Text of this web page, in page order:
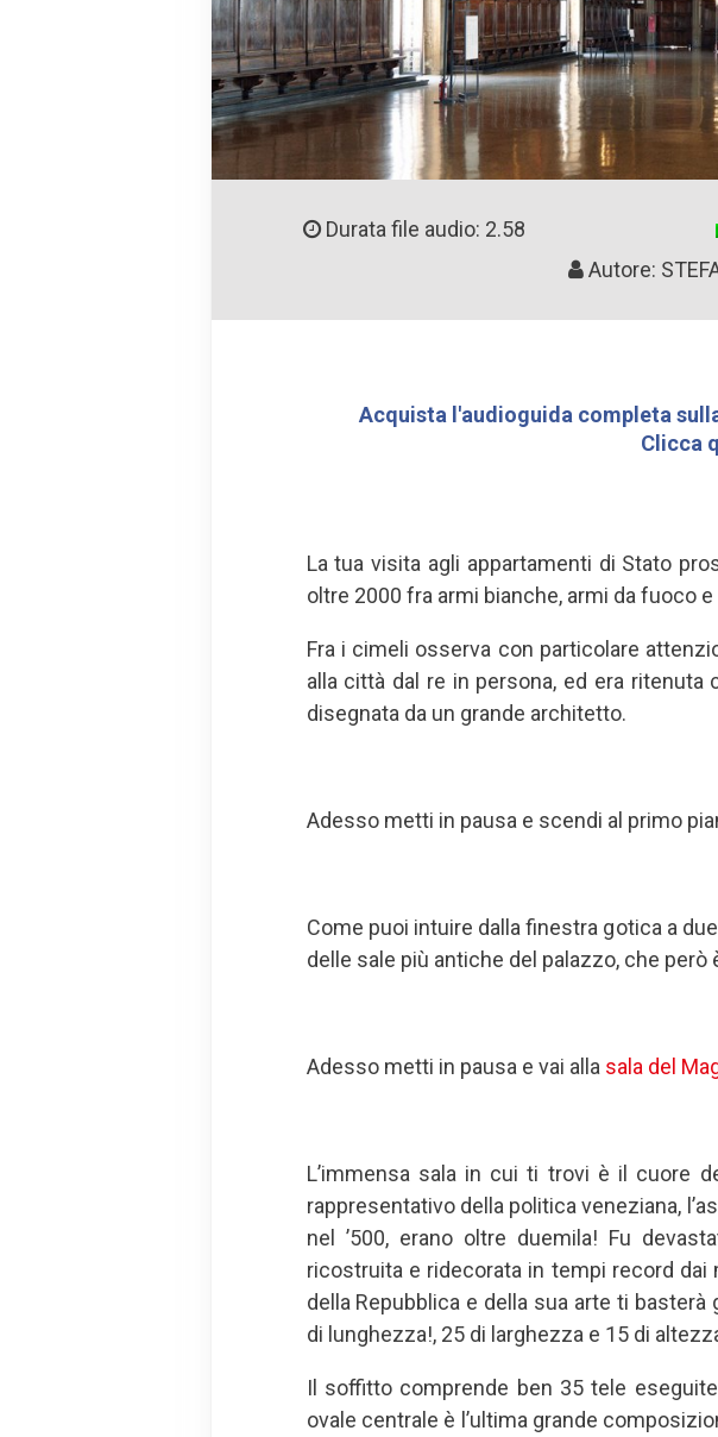
Durata file audio: 2.58
Autore:
Acquista l'audioguida completa
Clicca
La tua visita agli appartamenti di Stato
oltre 2000 fra armi bianche, armi da fuoco
Fra i cimeli osserva con particolare
alla città dal re in persona, ed era
disegnata da un grande architetto.
Adesso metti in pausa e scendi al primo
Come puoi intuire dalla finestra gotica a
delle sale più antiche del palazzo, che però
Adesso metti in pausa e vai alla sala del
L’immensa sala in cui ti trovi è il cuore
rappresentativo della politica veneziana,
nel ’500, erano oltre duemila! Fu
ricostruita e ridecorata in tempi record dai
della Repubblica e della sua arte ti
di lunghezza!, 25 di larghezza e 15 di
Il soffitto comprende ben 35 tele
ovale centrale è l’ultima grande